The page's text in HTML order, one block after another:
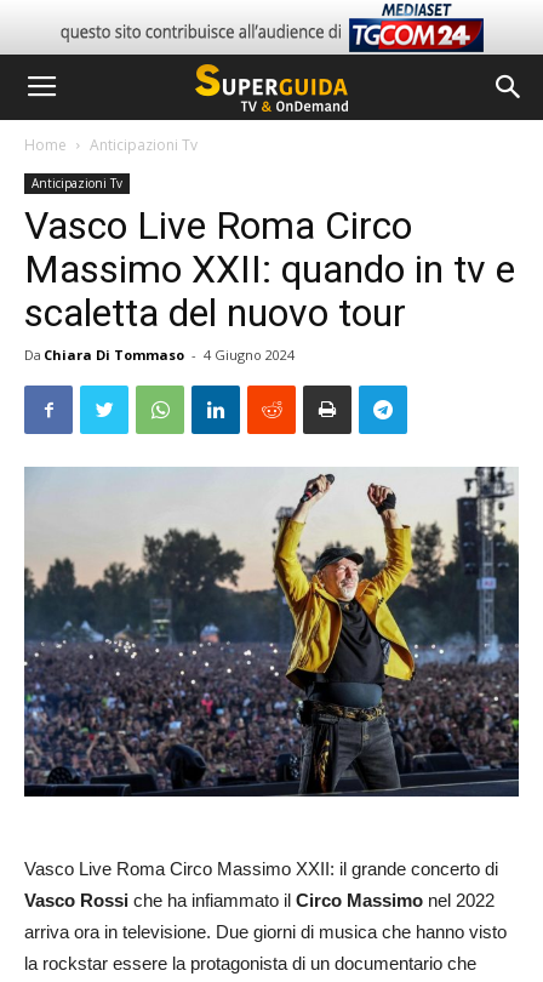
Home Anticipazioni Tv
Anticipazioni Tv
Vasco Live Roma Circo
Massimo XXII: quando in tv e
scaletta del nuovo tour
Da Chiara Di Tommaso - 4 Giugno 2024
Vasco Live Roma Circo Massimo XXII: il grande concerto di
Vasco Rossi che ha infiammato il Circo Massimo nel 2022
arriva ora in televisione. Due giorni di musica che hanno visto
la rockstar essere la protagonista di un documentario che